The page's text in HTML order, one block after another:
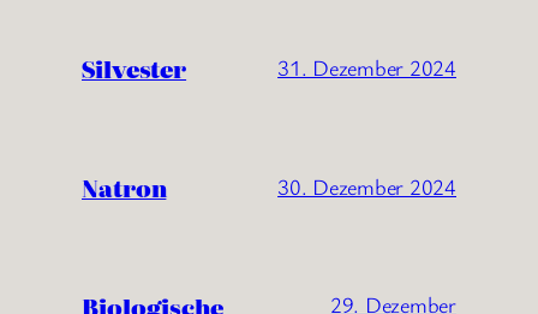
Silvester 31. Dezember 2024
Natron 30. Dezember 2024
Biologische
29. Dezember